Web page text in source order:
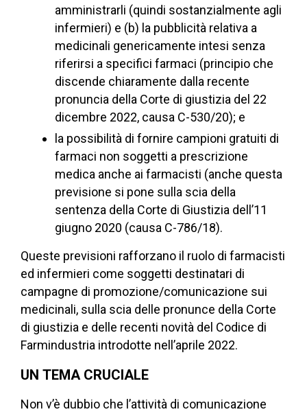
amministrarli (quindi sostanzialmente agli
infermieri) e (b) la pubblicità relativa a
medicinali genericamente intesi senza
riferirsi a specifici farmaci (principio che
discende chiaramente dalla recente
pronuncia della Corte di giustizia del 22
dicembre 2022, causa C-530/20); e
la possibilità di fornire campioni gratuiti di
farmaci non soggetti a prescrizione
medica anche ai farmacisti (anche questa
previsione si pone sulla scia della
sentenza della Corte di Giustizia dell’11
giugno 2020 (causa C-786/18).
Queste previsioni rafforzano il ruolo di farmacisti
ed infermieri come soggetti destinatari di
campagne di promozione/comunicazione sui
medicinali, sulla scia delle pronunce della Corte
di giustizia e delle recenti novità del Codice di
Farmindustria introdotte nell’aprile 2022.
UN TEMA CRUCIALE
Non v’è dubbio che l’attività di comunicazione